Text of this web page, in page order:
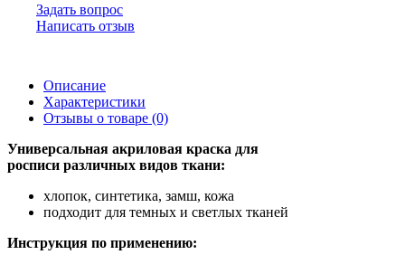
Задать вопрос
Написать отзыв
Описание
Характеристики
Отзывы о товаре (0)
Универсальная акриловая краска для
росписи различных видов ткани:
хлопок, синтетика, замш, кожа
подходит для темных и светлых тканей
Инструкция по применению: